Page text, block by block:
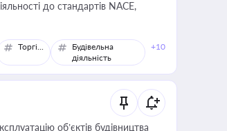
до стандартів NACE,
Торгівля
Будівельна
діяльність
+10
об’єктів будівництва